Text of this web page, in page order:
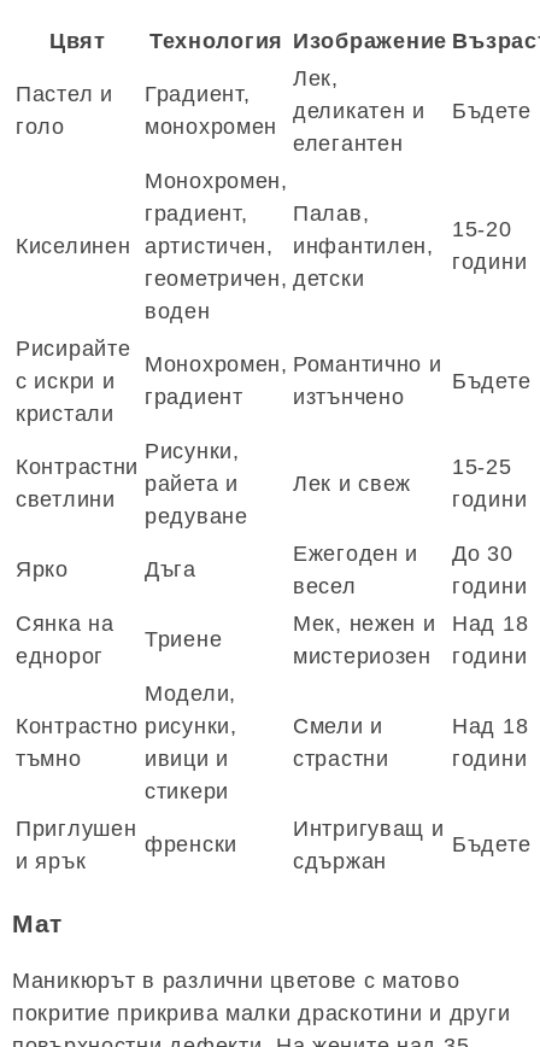
Цвят Технология Изображение
Пастел и
голо
Градиент,
монохромен
Лек,
деликатен и
елегантен
Бъдете
Киселинен
Монохромен,
градиент,
артистичен,
геометричен,
воден
Палав,
инфантилен,
детски
15-20
години
Рисирайте
с искри и
кристали
Монохромен,
градиент
Романтично и
изтънчено
Бъдете
Контрастни
светлини
Рисунки,
райета и
редуване
Лек и свеж
15-25
години
Ярко Дъга
Ежегоден и
весел
До 30
години
Сянка на
еднорог
Триене
Мек, нежен и
мистериозен
Над 18
години
Контрастно
тъмно
Модели,
рисунки,
ивици и
стикери
Смели и
страстни
Над 18
години
Приглушен
и ярък
френски
Интригуващ и
сдържан
Бъдете
Мат
Маникюрът в различни цветове с матово
покритие прикрива малки драскотини и други